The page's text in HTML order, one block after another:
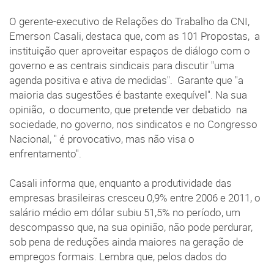
O gerente-executivo de Relações do Trabalho da CNI,
Emerson Casali, destaca que, com as 101 Propostas, a
instituição quer aproveitar espaços de diálogo com o
governo e as centrais sindicais para discutir "uma
agenda positiva e ativa de medidas". Garante que "a
maioria das sugestões é bastante exequível". Na sua
opinião, o documento, que pretende ver debatido na
sociedade, no governo, nos sindicatos e no Congresso
Nacional, " é provocativo, mas não visa o
enfrentamento".
Casali informa que, enquanto a produtividade das
empresas brasileiras cresceu 0,9% entre 2006 e 2011, o
salário médio em dólar subiu 51,5% no período, um
descompasso que, na sua opinião, não pode perdurar,
sob pena de reduções ainda maiores na geração de
empregos formais. Lembra que, pelos dados do